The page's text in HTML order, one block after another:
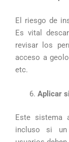
El riesgo de
Es vital
revisar los
acceso a
etc.
Aplicar
Este sistema
incluso si un